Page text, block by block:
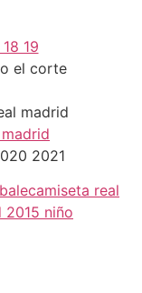
camiseta real
2015 niño